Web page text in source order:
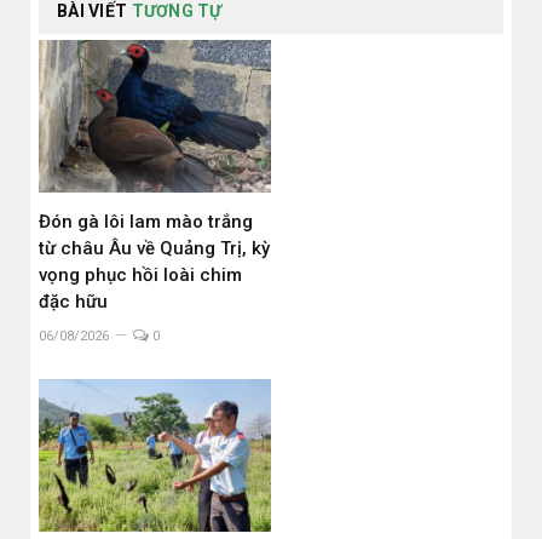
BÀI VIẾT TƯƠNG TỰ
Đón gà lôi lam mào trắng
từ châu Âu về Quảng Trị, kỳ
vọng phục hồi loài chim
đặc hữu
06/08/2026 0